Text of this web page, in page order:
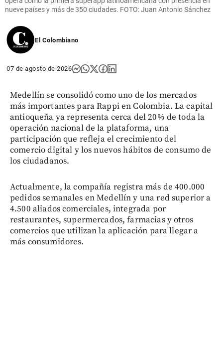
nueve países y más de 350 ciudades. FOTO: Juan Antonio Sánchez
El Colombiano
07 de agosto de 2026
Medellín se consolidó como uno de los mercados
más importantes para Rappi en Colombia. La capital
antioqueña ya representa cerca del 20% de toda la
operación nacional de la plataforma, una
participación que refleja el crecimiento del
comercio digital y los nuevos hábitos de consumo de
los ciudadanos.
Actualmente, la compañía registra más de 400.000
pedidos semanales en Medellín y una red superior a
4.500 aliados comerciales, integrada por
restaurantes, supermercados, farmacias y otros
comercios que utilizan la aplicación para llegar a
más consumidores.